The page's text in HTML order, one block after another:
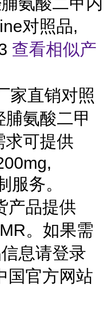
对照品,
查看相似产
家直销对照
氨酸二甲
求可提供
服务。
产品提供
。如果需
息请登录
国官方网站